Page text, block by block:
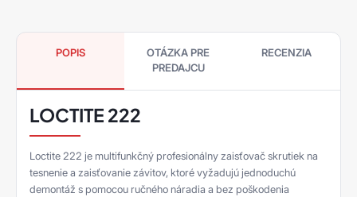
POPIS
OTÁZKA PRE
PREDAJCU
RECENZIA
LOCTITE 222
Loctite 222 je multifunkčný profesionálny zaisťovač skrutiek na
tesnenie a zaisťovanie závitov, ktoré vyžadujú jednoduchú
demontáž s pomocou ručného náradia a bez poškodenia